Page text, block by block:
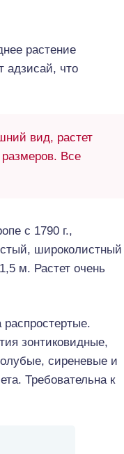
растение
адзисай, что
вид, растет
размеров. Все
с 1790 г.,
широколистный
м. Растет очень
зонтиковидные,
сиреневые и
Требовательна к